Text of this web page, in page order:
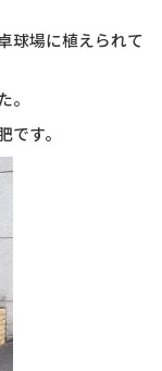
球場に植えられて
す。